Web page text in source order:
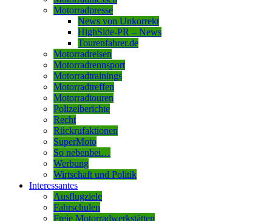
Motorradpresse
News von Unkorrekt
HighSide-PR – News
Tourenfahrer.de
Motorradreisen
Motorradrennsport
Motorradtrainings
Motorradtreffen
Motorradtouren
Polizeiberichte
Recht
Rückrufaktionen
SuperMoto
So nebenbei…
Werbung
Wirtschaft und Politik
Interessantes
Ausflugziele
Fahrschulen
Freie Motorradwerkstätten